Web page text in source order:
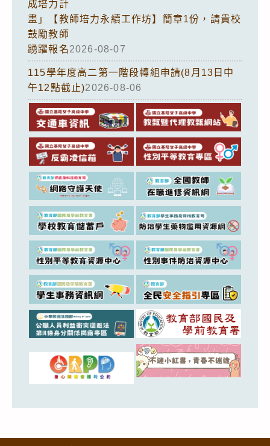
成培力計
畫」【教師培力永續工作坊】簡章1份，請貴校
鼓勵教師
踴躍報名2026-08-07
115學年度高二第一階段轉組申請(8月13日中
午12點截止)2026-08-06